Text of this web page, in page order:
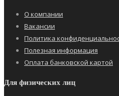
О компании
Вакансии
Политика
Полезная информация
Оплата банковской картой
Для физических лиц